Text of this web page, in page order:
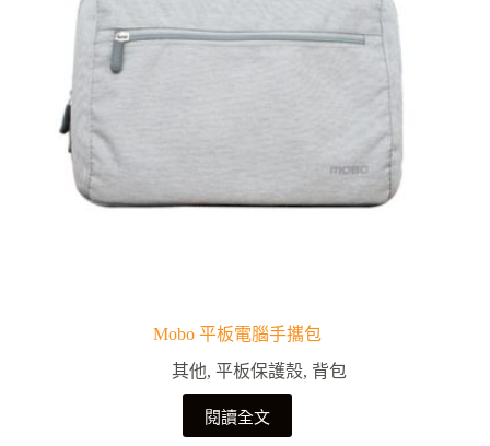
Mobo 平板電腦手攜包
其他,平板保護殼, 背包
閱讀全文